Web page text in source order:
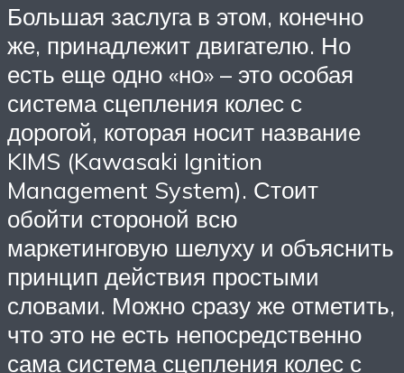
Большая заслуга в этом, конечно
же, принадлежит двигателю. Но
есть еще одно «но» – это особая
система сцепления колес с
дорогой, которая носит название
KIMS (Kawasaki Ignition
Management System). Стоит
обойти стороной всю
маркетинговую шелуху и объяснить
принцип действия простыми
словами. Можно сразу же отметить,
что это не есть непосредственно
сама система сцепления колес с